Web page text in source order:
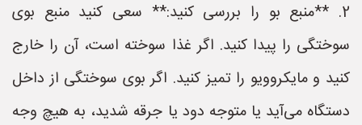
2. **منبع بو را بررسی کنید:** سعی کنید منبع بوی
سوختگی را پیدا کنید. اگر غذا سوخته است، آن را خارج
کنید و مایکروویو را تمیز کنید. اگر بوی سوختگی از داخل
دستگاه می‌آید یا متوجه دود یا جرقه شدید، به هیچ وجه